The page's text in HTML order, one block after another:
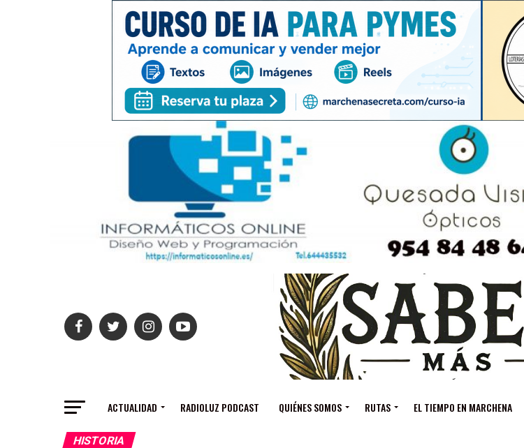
ACTUALIDAD RADIOLUZ PODCAST QUIÉNES SOMOS RUTAS EL TIEMPO EN MARCHENA
HISTORIA